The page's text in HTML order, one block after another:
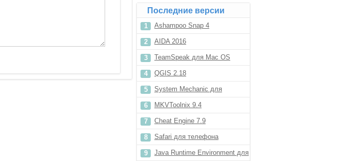
Последние версии
Ashampoo Snap 4
AIDA 2016
TeamSpeak для Mac OS
QGIS 2.18
System Mechanic для
Windows 10
MKVToolnix 9.4
Cheat Engine 7.9
Safari для телефона
Java Runtime Environment для